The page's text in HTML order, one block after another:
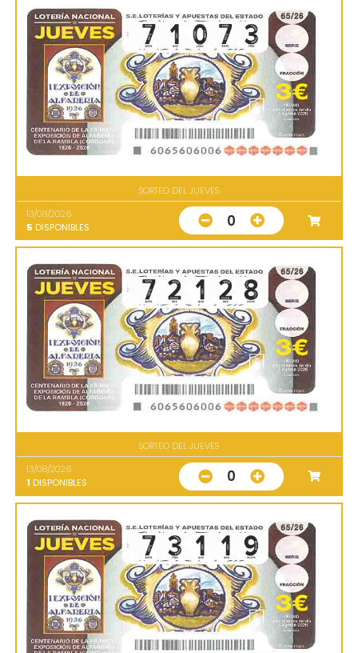
SORTEO DEL JUEVES
13/08/2026
5 DISPONIBLES 0
SORTEO DEL JUEVES
13/08/2026
1 DISPONIBLES 0